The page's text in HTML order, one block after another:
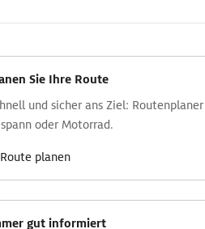
Sie Ihre Route
und sicher ans Ziel:
oder Motorrad.
Route planen
gut informiert